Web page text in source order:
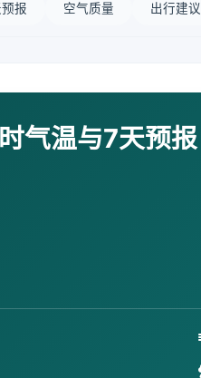
报 空气质量 出行建议
气温与7天预报